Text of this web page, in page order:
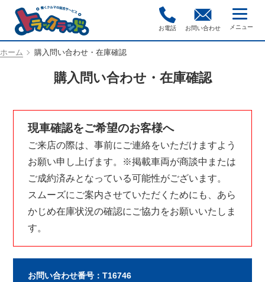
お電話 お問い合わせ
ホーム 購入問い合わせ・在庫確認
購入問い合わせ・在庫確認
現車確認をご希望のお客様へ
ご来店の際は、事前にご連絡をいただけますよう
お願い申し上げます。※掲載車両が商談中または
ご成約済みとなっている可能性がございます。
スムーズにご案内させていただくためにも、あら
かじめ在庫状況の確認にご協力をお願いいたしま
す。
お問い合わせ番号：T16746